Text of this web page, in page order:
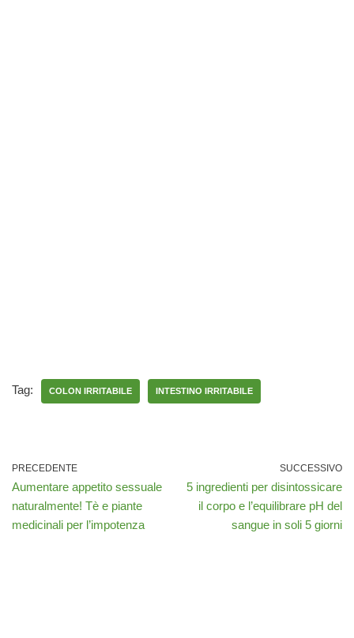
Tag: COLON IRRITABILE INTESTINO IRRITABILE
PRECEDENTE
Aumentare appetito sessuale
naturalmente! Tè e piante
medicinali per l’impotenza
SUCCESSIVO
5 ingredienti per disintossicare
il corpo e l’equilibrare pH del
sangue in soli 5 giorni